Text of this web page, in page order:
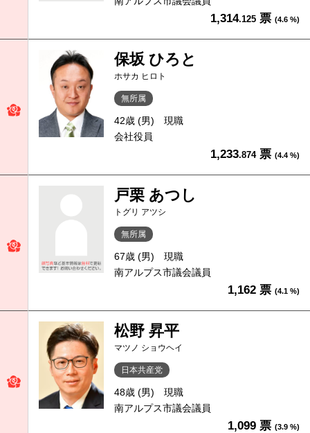
1,314.125 票 (4.6 %)
保坂 ひろと
ホサカ ヒロト
無所属
42歳 (男)
現職
会社役員
1,233.874票 (4.4 %)
戸栗 あつし
トグリ アツシ
無所属
67歳 (男)
現職
南アルプス市議会議員
1,162 票 (4.1 %)
松野 昇平
マツノ ショウヘイ
日本共産党
48歳 (男)
現職
南アルプス市議会議員
1,099 票 (3.9 %)